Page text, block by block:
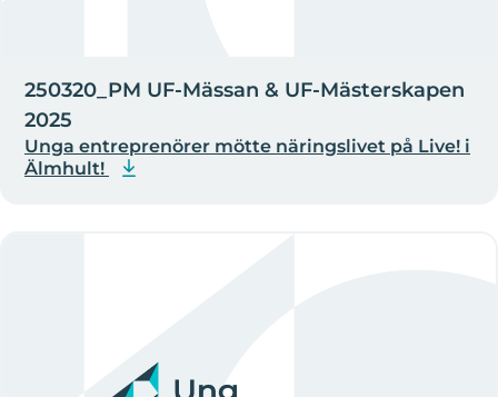
250320_PM UF-Mässan & UF-Mästerskapen
2025
Unga entreprenörer mötte näringslivet på Live! i
Älmhult!